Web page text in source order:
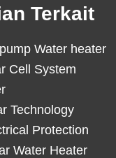
Terkait
Water heater
Cell System
Technology
Protection
Water Heater